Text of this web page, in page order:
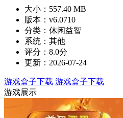
大小：557.40 MB
版本：v6.0710
分类：休闲益智
系统：其他
评分：8.0分
更新：2026-07-24
游戏盒子下载 游戏盒子下载
游戏展示